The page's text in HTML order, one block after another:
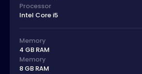
Processor
Intel Core i5
Memory
4 GB RAM
Memory
8 GB RAM